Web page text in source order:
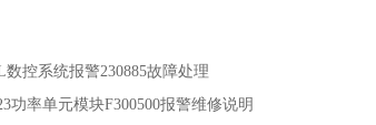
数控系统报警230885故障处理
功率单元模块F300500报警维修说明